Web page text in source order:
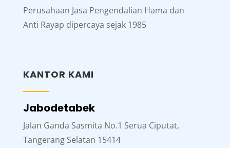
Perusahaan Jasa Pengendalian Hama dan
Anti Rayap dipercaya sejak 1985
KANTOR KAMI
Jabodetabek
Jalan Ganda Sasmita No.1 Serua Ciputat,
Tangerang Selatan 15414